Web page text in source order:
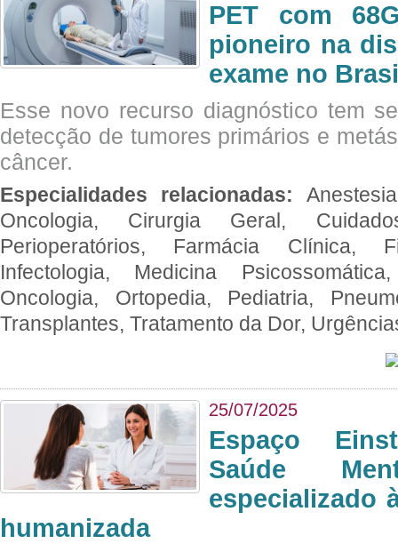
PET com
pioneiro na
exame no
Esse novo recurso diagnóstico tem
detecção de tumores primários e
câncer.
Especialidades relacionadas:
Oncologia, Cirurgia Geral,
Perioperatórios, Farmácia Clínica,
Infectologia, Medicina
Oncologia, Ortopedia, Pediatria,
Transplantes, Tratamento da Dor,
25/07/2025
Espaço
Saúde
especializado
humanizada